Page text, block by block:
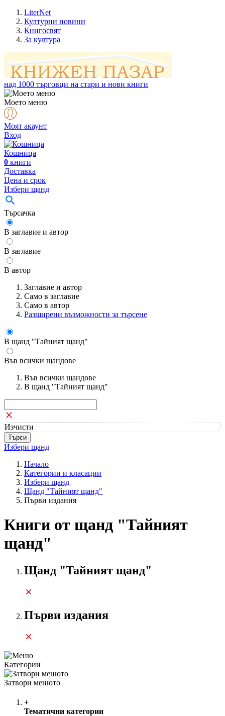
LiterNet
Културни новини
Книгосвят
За култура
над 1000 търговци на стари и нови книги
Моето меню
Моят акаунт
Вход
Кошница
0 книги
Доставка
Цена и срок
Избери щанд
Търсачка
В заглавие и автор
В заглавие
В автор
Заглавие и автор
Само в заглавие
Само в автор
Разширени възможности за търсене
В щанд "Тайният щанд"
Във всички щандове
Във всички щандове
В щанд "Тайният щанд"
Изчисти
Избери щанд
Начало
Категории и класации
Избери щанд
Щанд "Тайният щанд"
Първи издания
Книги от щанд "Тайният
щанд"
Щанд "Тайният щанд"
Първи издания
Категории
Затвори менюто
+
Тематични категории